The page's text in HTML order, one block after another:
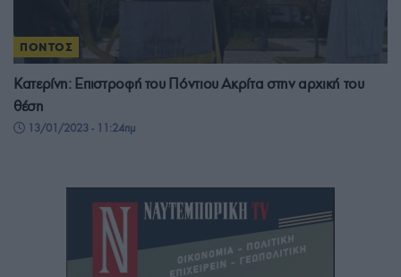
ΠΟΝΤΟΣ
Κατερίνη: Επιστροφή του Πόντιου Ακρίτα στην αρχική του
θέση
13/01/2023 - 11:24πμ